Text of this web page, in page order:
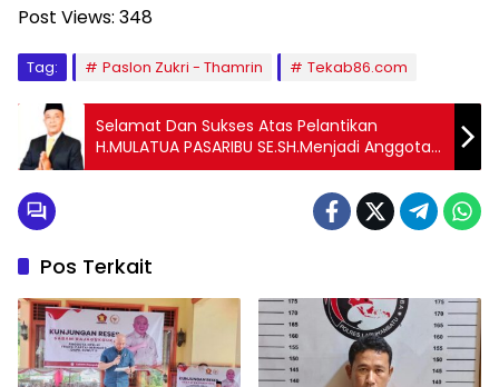
Post Views: 348
Tag: Paslon Zukri - Thamrin Tekab86.com
Selamat Dan Sukses Atas Pelantikan
H.MULATUA PASARIBU SE.SH.Menjadi Anggota
DPRD Labuhan Batu 2024-2029
Pos Terkait